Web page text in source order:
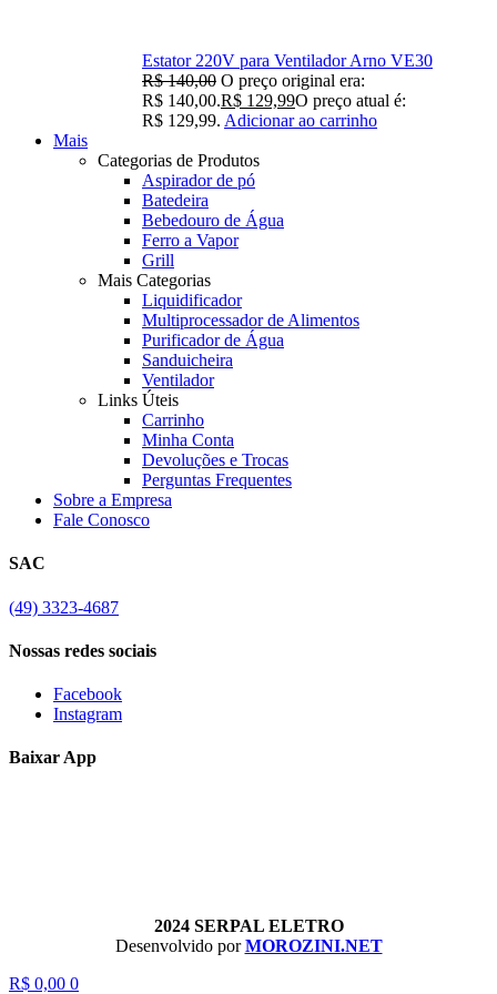
Estator 220V para Ventilador Arno VE30
R$140,00 O preço original era:
R$ 140,00.R$ 129,99O preço atual é:
R$ 129,99. Adicionar ao carrinho
Mais
Categorias de Produtos
Aspirador de pó
Batedeira
Bebedouro de Água
Ferro a Vapor
Grill
Mais Categorias
Liquidificador
Multiprocessador de Alimentos
Purificador de Água
Sanduicheira
Ventilador
Links Úteis
Carrinho
Minha Conta
Devoluções e Trocas
Perguntas Frequentes
Sobre a Empresa
Fale Conosco
SAC
(49) 3323-4687
Nossas redes sociais
Facebook
Instagram
Baixar App
2024 SERPAL ELETRO
Desenvolvido porMOROZINI.NET
R$ 0,00 0